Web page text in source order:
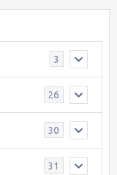
3
26
30
31